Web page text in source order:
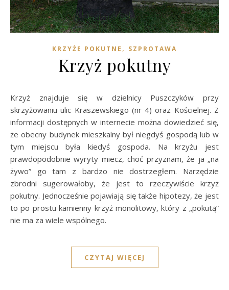
KRZYŻE POKUTNE , SZPROTAWA
Krzyż pokutny
Krzyż znajduje się w dzielnicy Puszczyków przy
skrzyżowaniu ulic Kraszewskiego (nr 4) oraz Kościelnej. Z
informacji dostępnych w internecie można dowiedzieć się,
że obecny budynek mieszkalny był niegdyś gospodą lub w
tym miejscu była kiedyś gospoda. Na krzyżu jest
prawdopodobnie wyryty miecz, choć przyznam, że ja „na
żywo” go tam z bardzo nie dostrzegłem. Narzędzie
zbrodni sugerowałoby, że jest to rzeczywiście krzyż
pokutny. Jednocześnie pojawiają się także hipotezy, że jest
to po prostu kamienny krzyż monolitowy, który z „pokutą”
nie ma za wiele wspólnego.
CZYTAJ WIĘCEJ